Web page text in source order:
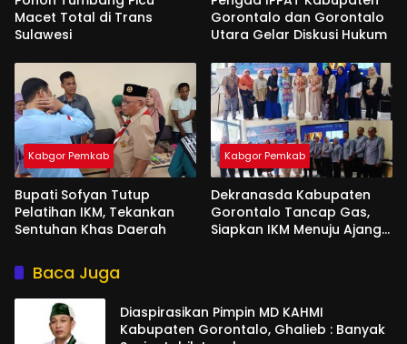
Macet Total di Trans
Sulawesi
Gorontalo dan Gorontalo
Utara Gelar Diskusi Hukum
Kabgor Pemkab
Bupati Sofyan Tutup
Pelatihan IKM, Tekankan
Sentuhan Khas Daerah
Kabgor Pemkab
Dekranasda Kabupaten
Gorontalo Tancap Gas,
Siapkan IKM Menuju Ajang
Baca Juga
Diaspirasikan Pimpin MD KAHMI
Kabupaten Gorontalo, Ghalieb : Banyak